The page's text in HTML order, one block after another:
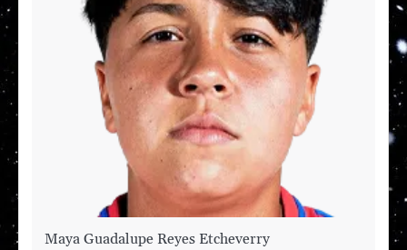
Maya Guadalupe Reyes Etcheverry